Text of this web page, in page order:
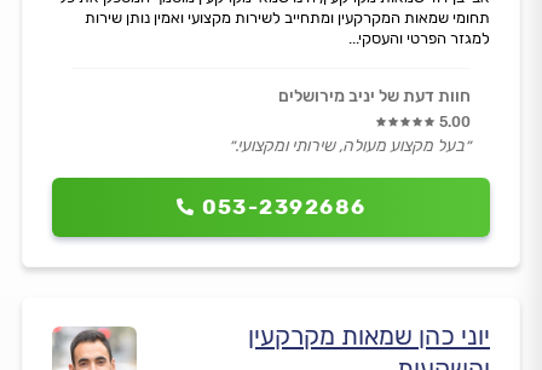
053-2392686
תחומי שמאות המקרקעין ומתחייב לשירות מקצועי ואמין נותן שירות
למגזר הפרטי והעסקי...
חוות דעת של יניב מירושלים
5.00
״בעל מקצוע מעולה, שירותי ומקצועי.״
יוני כהן שמאות מקרקעין